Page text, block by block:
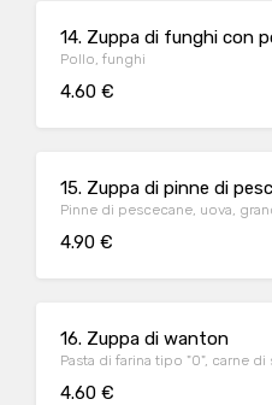
14. Zuppa di funghi con
Pollo, funghi
4.60 €
15. Zuppa di pinne di
Pinne di pescecane, uova,
4.90 €
16. Zuppa di wanton
Pasta di farina tipo "0", carne di
4.60 €